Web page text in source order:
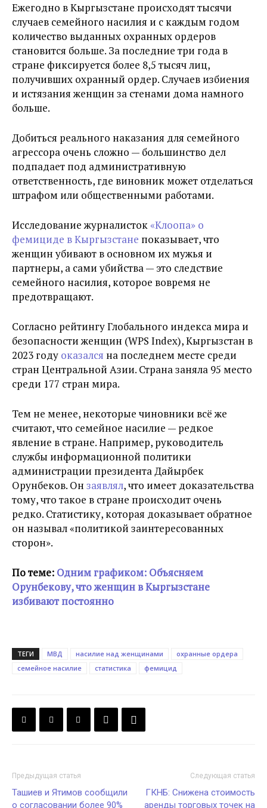
Ежегодно в Кыргызстане происходят тысячи
случаев семейного насилия и с каждым годом
количество выданных охранных ордеров
становится больше. За последние три года в
стране фиксируется более 8,5 тысяч лиц,
получивших охранный ордер. Случаев избиения
и истязания женщин за стенами дома намного
больше.
Добиться реального наказания для семейного
агрессора очень сложно — большинство дел
подпадает под административную
ответственность, где виновник может отделаться
штрафом или общественными работами.
Исследование журналисток«Клоопа» о
фемициде в Кыргызстане показывает, что
женщин убивают в основном их мужья и
партнеры, а сами убийства — это следствие
семейного насилия, которое вовремя не
предотвращают.
Согласно рейтингу Глобального индекса мира и
безопасности женщин (WPS Index), Кыргызстан в
2023 году оказался на последнем месте среди
стран Центральной Азии. Страна заняла 95 место
среди 177 стран мира.
Тем не менее, некоторые чиновники всё же
считают, что семейное насилие — редкое
явление в стране. Например, руководитель
службы информационной политики
администрации президента Дайырбек
Орунбеков. Он заявлял, что имеет доказательства
тому, что такое в стране происходит очень
редко. Статистику, которая доказывает обратное
он называл «политикой заинтересованных
сторон».
По теме: Одним графиком: Объясняем
Орунбекову, что женщин в Кыргызстане
избивают постоянно
ТЕГИ МВД насилие над женщинами
охранные ордера
семейное насилие
статистика фемицид
Предыдущая статья
Ташиев и Ятимов сообщили
о согласовании более 90%
Следующая статья
ГКНБ: Снижена стоимость
аренды торговых точек на